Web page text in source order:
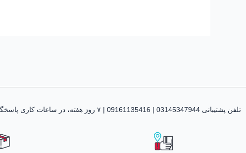
تلفن پشتیبانی 03145347944 | 09161135416 | ۷ روز هفته، در ساعات کاری پاسخگوی شما هستیم